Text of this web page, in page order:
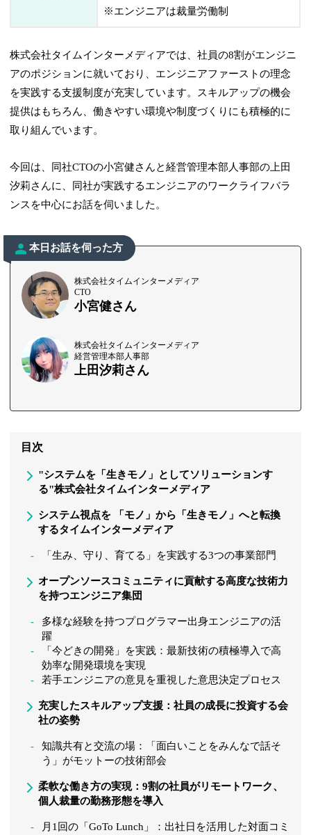
※エンジニアは裁量労働制
株式会社タイムインターメディアでは、社員の8割がエンジニ
アのポジションに就いており、エンジニアファーストの理念
を実践する支援制度が充実しています。スキルアップの機会
提供はもちろん、働きやすい環境や制度づくりにも積極的に
取り組んでいます。
今回は、同社CTOの小宮健さんと経営管理本部人事部の上田
汐莉さんに、同社が実践するエンジニアのワークライフバラ
ンスを中心にお話を伺いました。
本日お話を伺った方
株式会社タイムインターメディア
CTO
小宮健さん
株式会社タイムインターメディア
経営管理本部人事部
上田汐莉さん
目次
"システムを「生きモノ」としてソリューションす
る"株式会社タイムインターメディア
システム視点を 「モノ」から「生きモノ」へと転換
するタイムインターメディア
「生み、守り、育てる」を実践する3つの事業部門
オープンソースコミュニティに貢献する高度な技術力
を持つエンジニア集団
多様な経験を持つプログラマー出身エンジニアの活
躍
「今どきの開発」を実践：最新技術の積極導入で高
効率な開発環境を実現
若手エンジニアの意見を重視した意思決定プロセス
充実したスキルアップ支援：社員の成長に投資する会
社の姿勢
知識共有と交流の場：「面白いことをみんなで話そ
う」がモットーの技術部会
柔軟な働き方の実現：9割の社員がリモートワーク、
個人裁量の勤務形態を導入
月1回の「GoTo Lunch」：出社日を活用した対面コミ